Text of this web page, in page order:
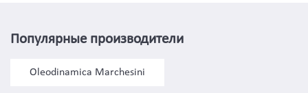
Популярные производители
Oleodinamica Marchesini